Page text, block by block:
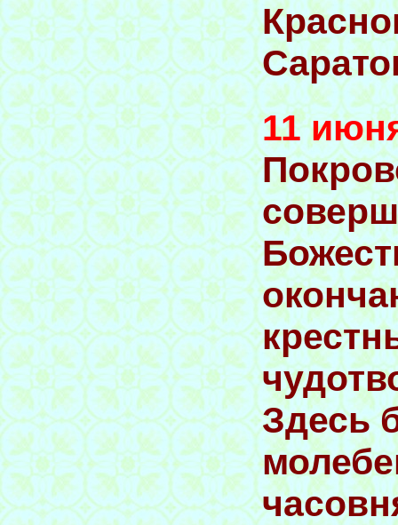
11
Здесь